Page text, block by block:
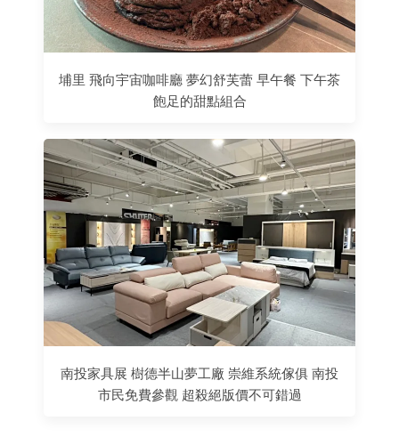
埔里 飛向宇宙咖啡廳 夢幻舒芙蕾 早午餐 下午茶
飽足的甜點組合
南投家具展 樹德半山夢工廠 崇維系統傢俱 南投
市民免費參觀 超殺絕版價不可錯過